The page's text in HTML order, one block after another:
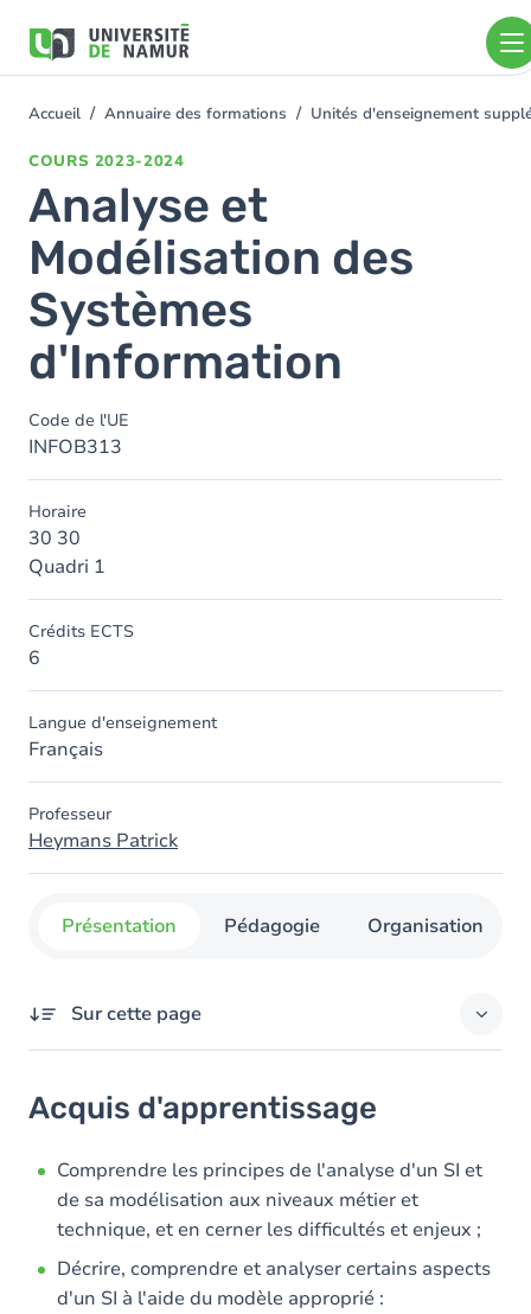
contenu
You
Accueil Annuaire des formations Unités d'enseignement
COURS 2023-2024
Analyse et
Modélisation des
Systèmes
d'Information
Code de l'UE
INFOB313
Horaire
30 30
Quadri 1
Crédits ECTS
6
Langue d'enseignement
Français
Professeur
Heymans Patrick
Présentation Pédagogie Organisation
Sur cette page
Objectifs
Contenu
Table des matières
Acquis d'apprentissage
Comprendre les principes de l'analyse d'un SI et
de sa modélisation aux niveaux métier et
technique, et en cerner les difficultés et enjeux ;
Décrire, comprendre et analyser certains aspects
d'un SI à l'aide du modèle approprié :